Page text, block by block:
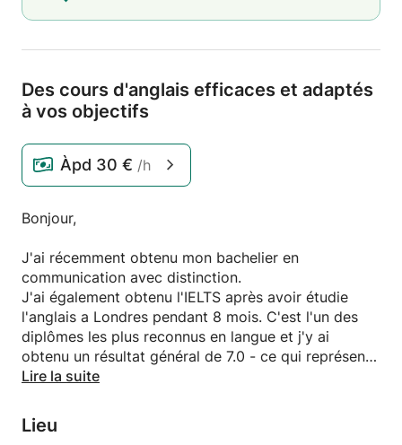
Des cours d'anglais efficaces et adaptés
à vos objectifs
Àpd 30 € /h
Bonjour,
J'ai récemment obtenu mon bachelier en
communication avec distinction.
J'ai également obtenu l'IELTS après avoir étudie
l'anglais a Londres pendant 8 mois. C'est l'un des
diplômes les plus reconnus en langue et j'y ai
obtenu un résultat général de 7.0 - ce qui représente
un C1 (advanced) sur l’échelle internationale (soit,
J'ai ensuite passé 6 mois à travailler en Australie. Et
j'ai fais un Erasmus de 6 mois en Slovaquie (en
Lire la suite
Lieu